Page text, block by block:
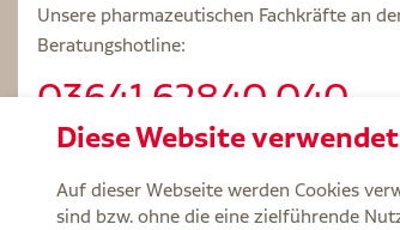
Unsere pharmazeutischen Fachkräfte an
Beratungshotline:
03641.62840 040
Beratungszeiten: Mo – Fr 8.00 – 18.00 Uhr
Diese Website
Auf dieser Webseite werden Cookies
sind bzw. ohne die eine zielführende